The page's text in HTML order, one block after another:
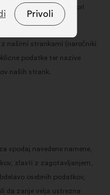
ki so bili oddani pri
našimi strankami (naročniki
podatke ter nazive
naših strank.
spodaj navedene namene,
zlasti z zagotavljanjem,
osebnih podatkov,
da zanje velja ustrezna
za
na
za
naših
Privoli